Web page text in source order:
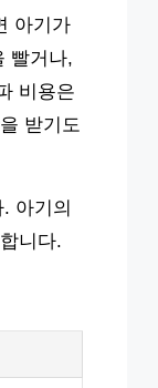
아기가
빨거나,
비용은
받기도
아기의
니다.